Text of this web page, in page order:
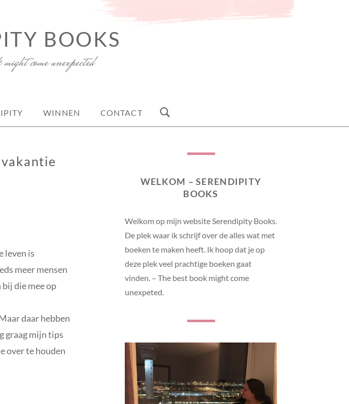
BOOKS
might come unexpected
WINNEN CONTACT
leven is
meer mensen
die mee op
daar hebben
graag mijn tips
over te houden
WELKOM – SERENDIPITY
BOOKS
Welkom op mijn website Serendipity Books.
De plek waar ik schrijf over de alles wat met
boeken te maken heeft. Ik hoop dat je op
deze plek veel prachtige boeken gaat
vinden. – The best book might come
unexpeted.